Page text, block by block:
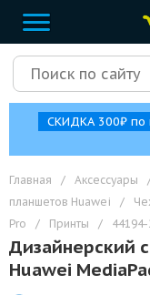
СКИДКА 300₽ по
Главная / Аксессуары
планшетов Huawei
/
Pro
/ Принты /
Дизайнерский
Huawei